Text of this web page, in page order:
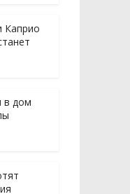
Каприо
в дом